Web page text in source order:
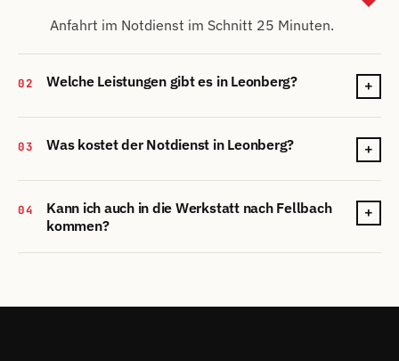
Anfahrt im Notdienst im Schnitt 25 Minuten.
02 Welche Leistungen gibt es in Leonberg? +
03 Was kostet der Notdienst in Leonberg? +
04
Kann ich auch in die Werkstatt nach Fellbach
kommen?
+